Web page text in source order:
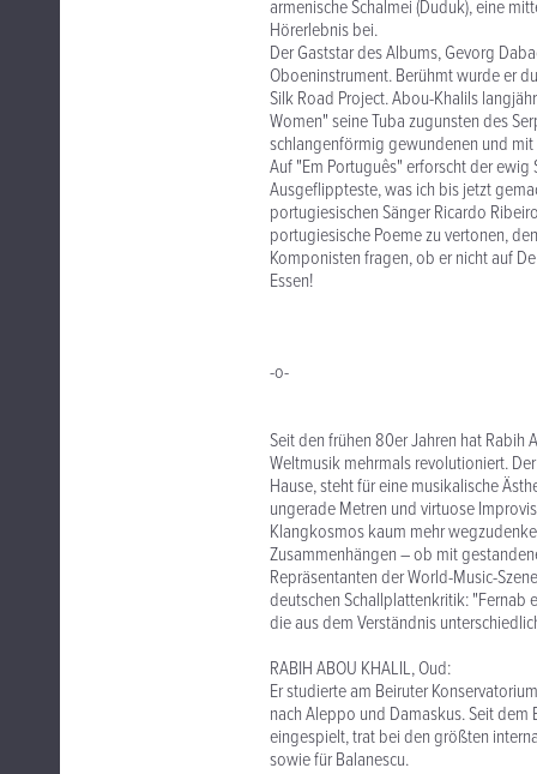
armenische Schalmei (Duduk), eine
Hörerlebnis bei.
Der Gaststar des Albums, Gevorg
Oboeninstrument. Berühmt wurde er
Silk Road Project. Abou-Khalils
Women" seine Tuba zugunsten des
schlangenförmig gewundenen und
Auf "Em Português" erforscht der
Ausgeflippteste, was ich bis jetzt
portugiesischen Sänger Ricardo
portugiesische Poeme zu vertonen,
Komponisten fragen, ob er nicht auf
Essen!
-o-
Seit den frühen 80er Jahren hat Rabih
Weltmusik mehrmals revolutioniert.
Hause, steht für eine musikalische
ungerade Metren und virtuose
Klangkosmos kaum mehr
Zusammenhängen – ob mit
Repräsentanten der World-Music-
deutschen Schallplattenkritik: "Fernab
die aus dem Verständnis
RABIH ABOU KHALIL, Oud:
Er studierte am Beiruter
nach Aleppo und Damaskus. Seit
eingespielt, trat bei den größten
sowie für Balanescu.